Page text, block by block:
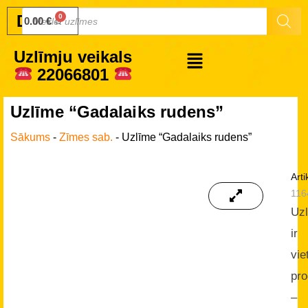
Druku.lv
0.00€
Uzlīmju veikals
22066801
Uzlīme “Gadalaiks rudens”
Sākums - Zīmes sab. - Uzlīme “Gadalaiks rudens”
ir
–